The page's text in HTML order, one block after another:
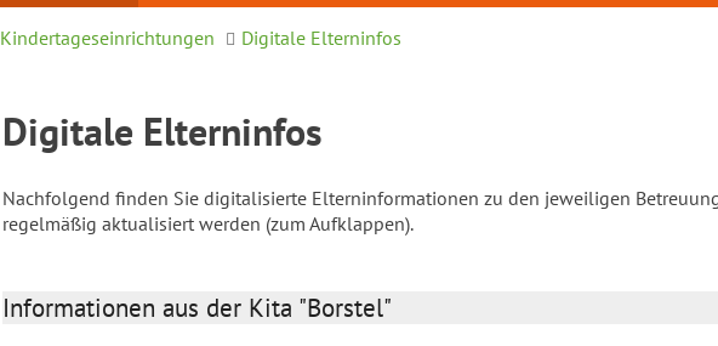
Kindertageseinrichtungen Digitale Elterninfos
Digitale Elterninfos
Nachfolgend finden Sie digitalisierte Elterninformationen zu den jeweiligen
regelmäßig aktualisiert werden (zum Aufklappen).
Informationen aus der Kita "Borstel"